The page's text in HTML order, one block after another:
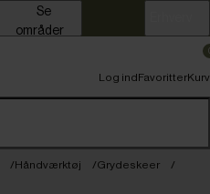
områder
Log indFavoritterKurv
Håndværktøj
Grydeskeer